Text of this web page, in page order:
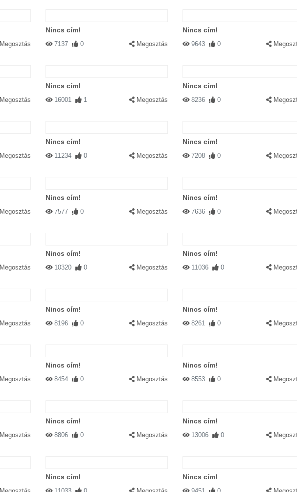
Megosztás
Nincs cím!
7137 0 Megosztás
Nincs cím!
9643 0
Megosztás
Nincs cím!
16001 1 Megosztás
Nincs cím!
8236 0
Megosztás
Nincs cím!
11234 0 Megosztás
Nincs cím!
7208 0
Megosztás
Nincs cím!
7577 0 Megosztás
Nincs cím!
7636 0
Megosztás
Nincs cím!
10320 0 Megosztás
Nincs cím!
11036 0
Megosztás
Nincs cím!
8196 0 Megosztás
Nincs cím!
8261 0
Megosztás
Nincs cím!
8454 0 Megosztás
Nincs cím!
8553 0
Megosztás
Nincs cím!
8806 0 Megosztás
Nincs cím!
13006 0
Nincs cím! Nincs cím!